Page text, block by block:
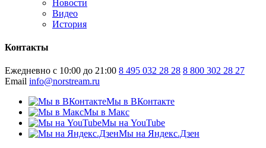
Новости
Видео
История
Контакты
Ежедневно с 10:00 до 21:00 8 495 032 28 28 8 800 302 28 27
Email info@norstream.ru
Мы в ВКонтакте
Мы в Макс
Мы на YouTube
Мы на Яндекс.Дзен